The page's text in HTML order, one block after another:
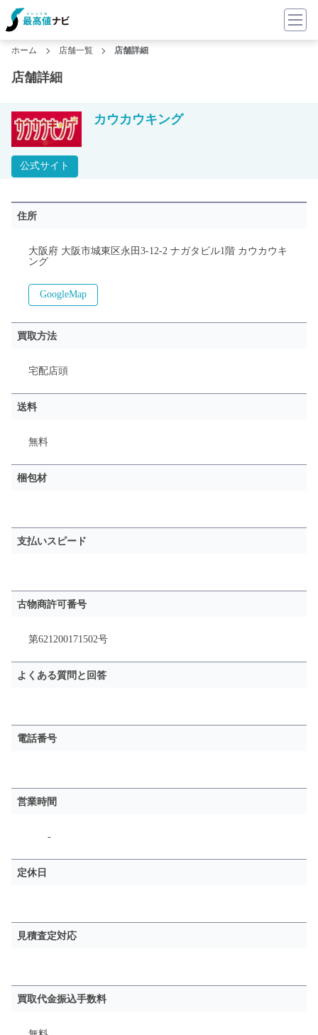
ホーム 店舗一覧 店舗詳細
店舗詳細
公式サイト
カウカウキング
住所
大阪府 大阪市城東区永田3-12-2 ナガタビル1階 カウカウキ
ング
GoogleMap
買取方法
宅配店頭
送料
無料
梱包材
支払いスピード
古物商許可番号
第621200171502号
よくある質問と回答
電話番号
営業時間
-
定休日
見積査定対応
買取代金振込手数料